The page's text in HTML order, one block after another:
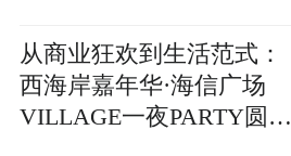
从商业狂欢到生活范式：
西海岸嘉年华·海信广场
VILLAGE一夜PARTY圆满